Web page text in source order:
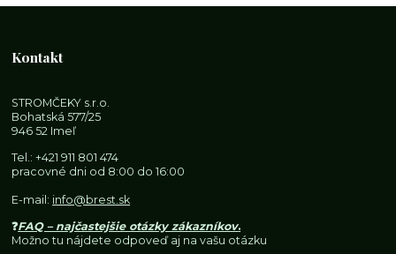
Kontakt
STROMČEKY s.r.o.
Bohatská 577/25
946 52 Imeľ
Tel.:+421 911 801 474
pracovné dni od 8:00 do 16:00
E-mail: info@brest.sk
❓FAQ – najčastejšie otázky zákazníkov.
Možno tu nájdete odpoveď aj na vašu otázku